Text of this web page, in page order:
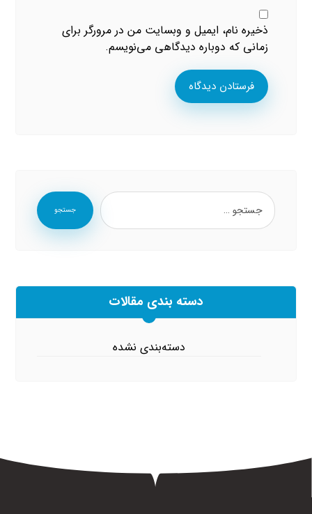
ذخیره نام، ایمیل و وبسایت من در مرورگر برای
زمانی که دوباره دیدگاهی می‌نویسم.
فرستادن دیدگاه
جستجو
دسته بندی مقالات
دسته‌بندی نشده